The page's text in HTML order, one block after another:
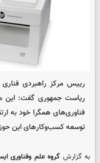
رییس مرکز راهبردی
ریاست جمهوری گفت: این
فناوری‌های همگرا خود به
توسعه کسب‌وکارهای این
به گزارش گروه علم وفناوری